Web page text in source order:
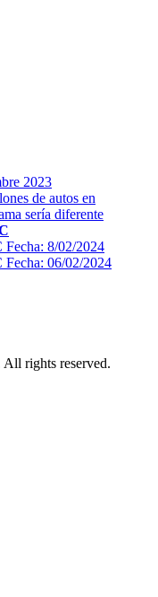
2023
de autos en
sería diferente
8/02/2024
06/02/2024
rights reserved.